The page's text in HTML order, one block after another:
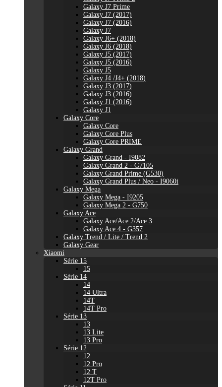
Galaxy J7 Prime
Galaxy J7 (2017)
Galaxy J7 (2016)
Galaxy J7
Galaxy J6+ (2018)
Galaxy J6 (2018)
Galaxy J5 (2017)
Galaxy J5 (2016)
Galaxy J5
Galaxy J4 /J4+ (2018)
Galaxy J3 (2017)
Galaxy J3 (2016)
Galaxy J1 (2016)
Galaxy J1
Galaxy Core
Galaxy Core
Galaxy Core Plus
Galaxy Core PRIME
Galaxy Grand
Galaxy Grand - I9082
Galaxy Grand 2 - G7105
Galaxy Grand Prime (G530)
Galaxy Grand Plus / Neo - I9060i
Galaxy Mega
Galaxy Mega - I9205
Galaxy Mega 2 - G750
Galaxy Ace
Galaxy Ace/Ace 2/Ace 3
Galaxy Ace 4 - G357
Galaxy Trend / Lite / Trend 2
Galaxy Gear
Xiaomi
Série 15
15
Série 14
14
14 Ultra
14T
14T Pro
Série 13
13
13 Lite
13 Pro
Série 12
12
12 Pro
12 T
12T Pro